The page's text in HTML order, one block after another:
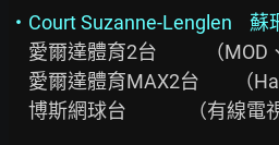
・Court Suzanne-Lenglen    蘇
愛爾達體育2台           （MOD
愛爾達體育MAX2台        （
博斯網球台              （有線電